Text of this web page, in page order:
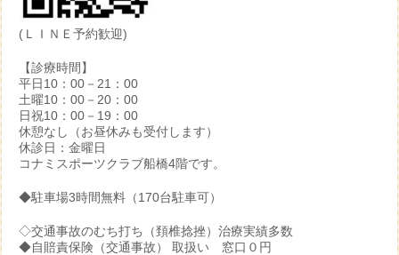
(ＬＩＮＥ予約歓迎)
【診療時間】
平日10：00－21：00
土曜10：00－20：00
日祝10：00－19：00
休憩なし（お昼休みも受付します）
休診日：金曜日
コナミスポーツクラブ船橋4階です。
◆駐車場3時間無料（170台駐車可）
◇交通事故のむち打ち（頚椎捻挫）治療実績多数
◆自賠責保険（交通事故） 取扱い 窓口０円